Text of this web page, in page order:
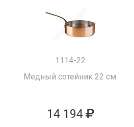
1114-22
Медный сотейник 22 см.
14 194